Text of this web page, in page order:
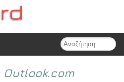
Search
Outlook.com